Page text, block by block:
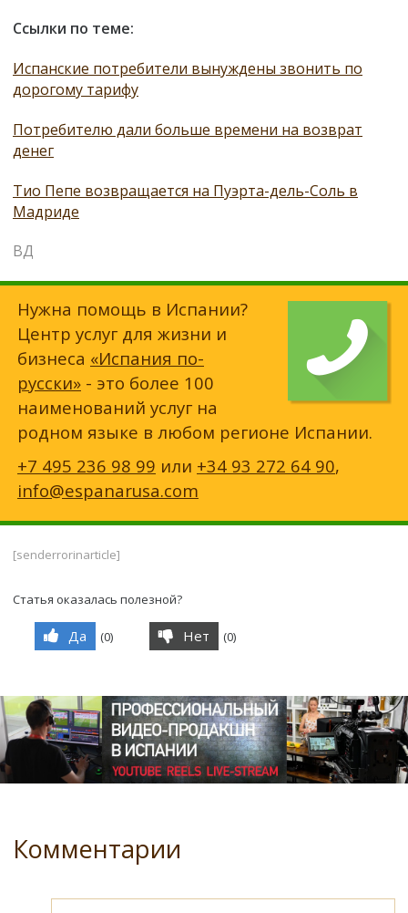
Ссылки по теме:
Испанские потребители вынуждены звонить по
дорогому тарифу
Потребителю дали больше времени на возврат
денег
Тио Пепе возвращается на Пуэрта-дель-Соль в
Мадриде
ВД
Нужна помощь в Испании?
Центр услуг для жизни и
бизнеса «Испания по-
русски» - это более 100
наименований услуг на
родном языке в любом регионе Испании.
+7 495 236 98 99 или +34 93 272 64 90,
info@espanarusa.com
[senderrorinarticle]
Статья оказалась полезной?
Да (0) Нет (0)
Комментарии